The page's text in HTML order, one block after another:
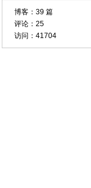
博客： 39 篇
评论： 25
访问： 41704